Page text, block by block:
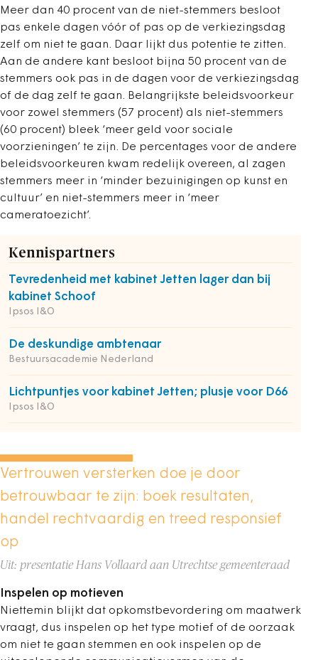
Meer dan 40 procent van de niet-stemmers besloot
pas enkele dagen vóór of pas op de verkiezingsdag
zelf om niet te gaan. Daar lijkt dus potentie te zitten.
Aan de andere kant besloot bijna 50 procent van de
stemmers ook pas in de dagen voor de verkiezingsdag
of de dag zelf te gaan. Belangrijkste beleidsvoorkeur
voor zowel stemmers (57 procent) als niet-stemmers
(60 procent) bleek ‘meer geld voor sociale
voorzieningen’ te zijn. De percentages voor de andere
beleidsvoorkeuren kwam redelijk overeen, al zagen
stemmers meer in ‘minder bezuinigingen op kunst en
cultuur’ en niet-stemmers meer in ‘meer
cameratoezicht’.
Kennispartners
Tevredenheid met kabinet Jetten lager dan bij
kabinet Schoof
Ipsos I&O
De deskundige ambtenaar
Bestuursacademie Nederland
Lichtpuntjes voor kabinet Jetten; plusje voor D66
Ipsos I&O
Vertrouwen versterken doe je door
betrouwbaar te zijn: boek resultaten,
handel rechtvaardig en treed responsief
op
Uit: presentatie Hans Vollaard aan Utrechtse gemeenteraad
Inspelen op motieven
Niettemin blijkt dat opkomstbevordering om maatwerk
vraagt, dus inspelen op het type motief of de oorzaak
om niet te gaan stemmen en ook inspelen op de